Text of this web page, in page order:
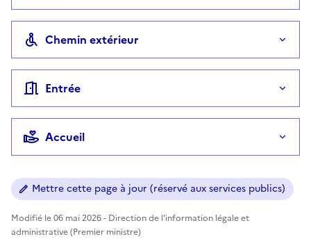
Chemin extérieur
Entrée
Accueil
Mettre cette page à jour (réservé aux services publics)
Modifié le 06 mai 2026 - Direction de l'information légale et
administrative (Premier ministre)